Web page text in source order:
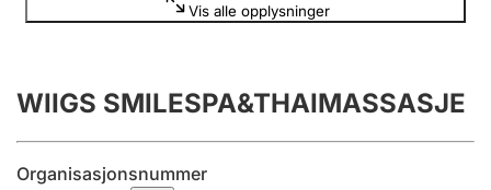
Årsregnskap
Innsending og forsinkelsesgebyr
Vis alle opplysninger
WIIGS SMILESPA&THAIMASSASJE
Organisasjonsnummer